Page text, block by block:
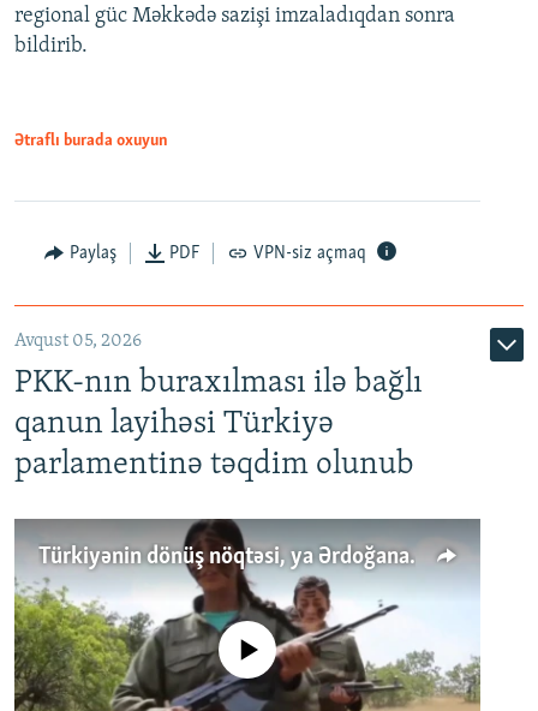
regional güc Məkkədə sazişi imzaladıqdan sonra
bildirib.
Ətraflı burada oxuyun
Paylaş PDF VPN-siz açmaq
Avqust 05, 2026
PKK-nın buraxılması ilə bağlı
qanun layihəsi Türkiyə
parlamentinə təqdim olunub
Türkiyənin dönüş nöqtəsi, ya Ərdoğana üçüncü şans: PKK ilə qəfil barışıq nə deməkdir?
No media source currently available